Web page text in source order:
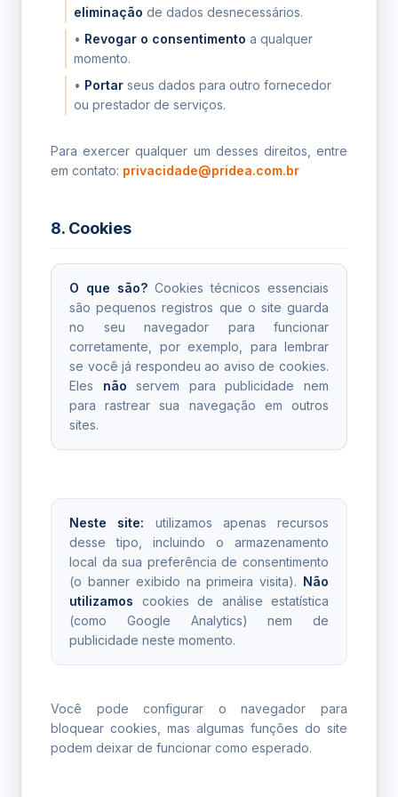
eliminação de dados desnecessários.
• Revogar o consentimento a qualquer
momento.
• Portar seus dados para outro fornecedor
ou prestador de serviços.
Para exercer qualquer um desses direitos, entre
em contato: privacidade@pridea.com.br
8. Cookies
O que são? Cookies técnicos essenciais
são pequenos registros que o site guarda
no seu navegador para funcionar
corretamente, por exemplo, para lembrar
se você já respondeu ao aviso de cookies.
Eles não servem para publicidade nem
para rastrear sua navegação em outros
sites.
Neste site: utilizamos apenas recursos
desse tipo, incluindo o armazenamento
local da sua preferência de consentimento
(o banner exibido na primeira visita). Não
utilizamos cookies de análise estatística
(como Google Analytics) nem de
publicidade neste momento.
Você pode configurar o navegador para
bloquear cookies, mas algumas funções do site
podem deixar de funcionar como esperado.